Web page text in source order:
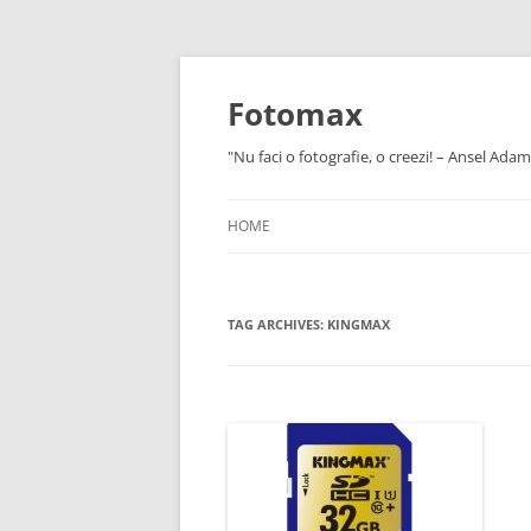
Skip
Fotomax
"Nu faci o fotografie, o creezi! – Ansel
HOME
TAG ARCHIVES: KINGMAX